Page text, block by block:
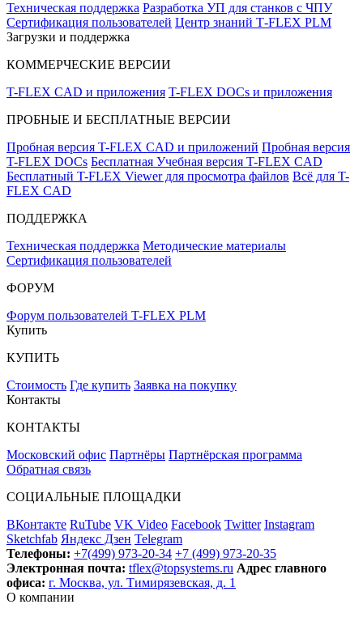
Техническая поддержка Разработка УП для станков с ЧПУ
Сертификация пользователей Центр знаний T‑FLEX PLM
Загрузки и поддержка
КОММЕРЧЕСКИЕ ВЕРСИИ
T-FLEX CAD и приложения T-FLEX DOCs и приложения
ПРОБНЫЕ И БЕСПЛАТНЫЕ ВЕРСИИ
Пробная версия T-FLEX CAD и приложений Пробная версия
T-FLEX DOCs Бесплатная Учебная версия T-FLEX CAD
Бесплатный T-FLEX Viewer для просмотра файлов Всё для T-
FLEX CAD
ПОДДЕРЖКА
Техническая поддержка Методические материалы
Сертификация пользователей
ФОРУМ
Форум пользователей T-FLEX PLM
Купить
КУПИТЬ
Стоимость Где купить Заявка на покупку
Контакты
КОНТАКТЫ
Московский офис Партнёры Партнёрская программа
Обратная связь
СОЦИАЛЬНЫЕ ПЛОЩАДКИ
ВКонтакте RuTube VK Video Facebook Twitter Instagram
Sketchfab Яндекс Дзен Telegram
Телефоны: +7(499) 973-20-34 +7 (499) 973-20-35
Электронная почта: tflex@topsystems.ru Адрес главного
офиса: г. Москва, ул. Тимирязевская, д. 1
О компании